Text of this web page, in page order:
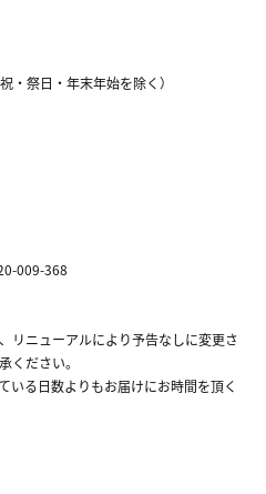
・祭日・年末年始を除く）
009-368
リニューアルにより予告なしに変更さ
ください。
る日数よりもお届けにお時間を頂く